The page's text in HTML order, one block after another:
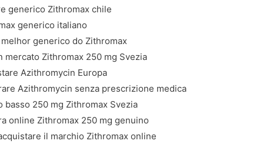
generico Zithromax chile
generico italiano
generico do Zithromax
mercato Zithromax 250 mg Svezia
Azithromycin Europa
Azithromycin senza prescrizione medica
basso 250 mg Zithromax Svezia
online Zithromax 250 mg genuino
il marchio Zithromax online